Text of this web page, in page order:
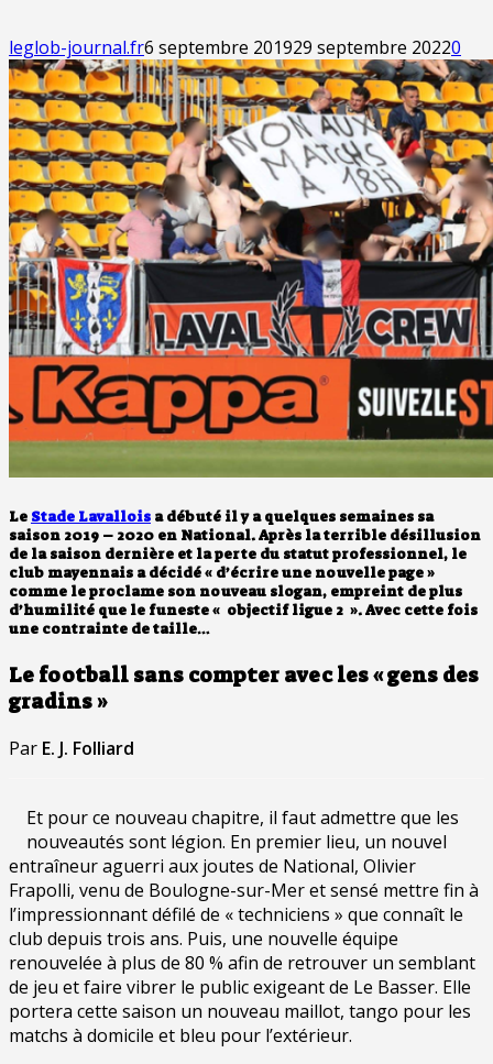
leglob-journal.fr6 septembre 201929 septembre 20220
Le Stade Lavallois a débuté il y a quelques semaines sa
saison 2019 – 2020 en National. Après la terrible désillusion
de la saison dernière et la perte du statut professionnel, le
club mayennais a décidé « d’écrire une nouvelle page »
comme le proclame son nouveau slogan, empreint de plus
d’humilité que le funeste « objectif ligue 2 ». Avec cette fois
une contrainte de taille…
Le football sans compter avec les « gens des
gradins »
Par E. J. Folliard
Et pour ce nouveau chapitre, il faut admettre que les
nouveautés sont légion. En premier lieu, un nouvel
entraîneur aguerri aux joutes de National, Olivier
Frapolli, venu de Boulogne-sur-Mer et sensé mettre fin à
l’impressionnant défilé de « techniciens » que connaît le
club depuis trois ans. Puis, une nouvelle équipe
renouvelée à plus de 80 % afin de retrouver un semblant
de jeu et faire vibrer le public exigeant de Le Basser. Elle
portera cette saison un nouveau maillot, tango pour les
matchs à domicile et bleu pour l’extérieur.